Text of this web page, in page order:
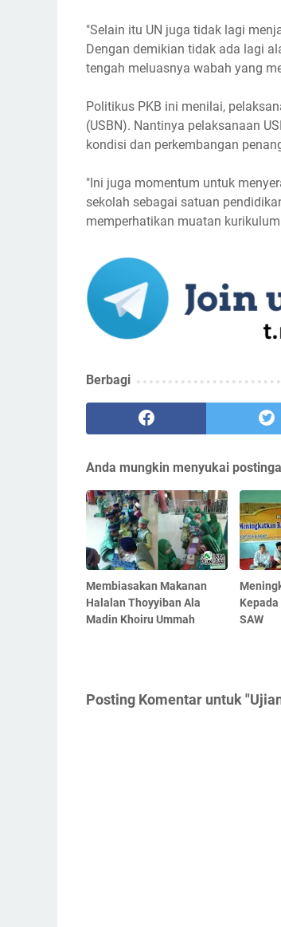
"Selain itu UN juga tidak lagi
Dengan demikian tidak ada lagi
tengah meluasnya wabah yang
Politikus PKB ini menilai,
(USBN). Nantinya pelaksanaan
kondisi dan perkembangan
"Ini juga momentum untuk
sekolah sebagai satuan
memperhatikan muatan
Berbagi
Anda mungkin menyukai
Membiasakan Makanan
Halalan Thoyyiban Ala
Madin Khoiru Ummah
SAW
Posting Komentar untuk